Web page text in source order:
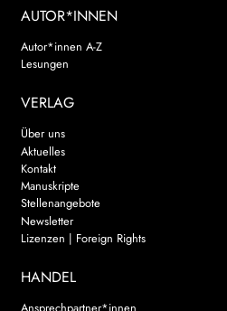
AUTOR*INNEN
Autor*innen A-Z
Lesungen
VERLAG
Über uns
Aktuelles
Kontakt
Manuskripte
Stellenangebote
Newsletter
Lizenzen | Foreign Rights
HANDEL